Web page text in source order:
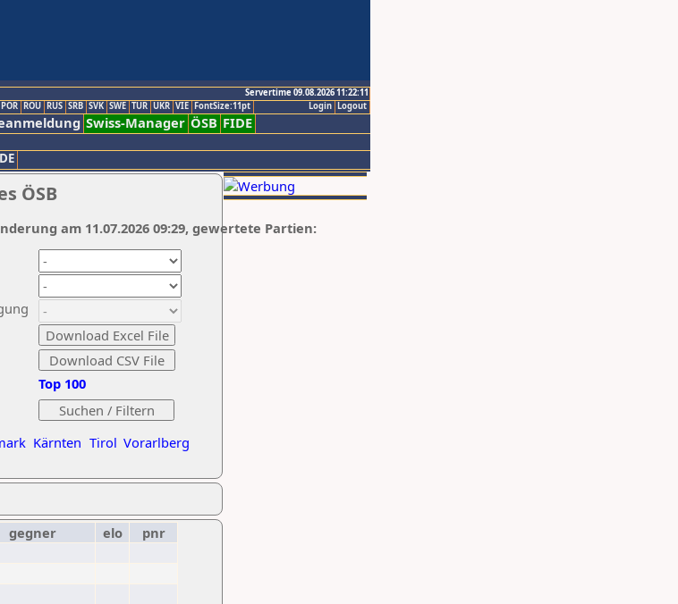
Servertime 09.08.2026 11:22:11
Logout
Login
POR ROU RUS SRB SVK SWE TUR UKR VIE FontSize:11pt
Swiss-Manager ÖSB FIDE
ÖSB
Kärnten Tirol Vorarlberg
Top 100
am 11.07.2026 09:29, gewertete Partien:
gegner elo
pnr